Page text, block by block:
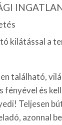
kilátással a
található,
fényével és
Teljesen
azonnal